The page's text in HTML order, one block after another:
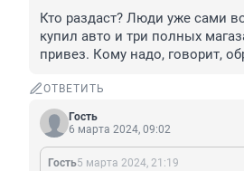
Кто раздаст? Люди уже сами
купил авто и три полных
привез. Кому надо, говорит,
ОТВЕТИТЬ
Гость
6 марта 2024, 09:02
Гость5 марта 2024, 21:19